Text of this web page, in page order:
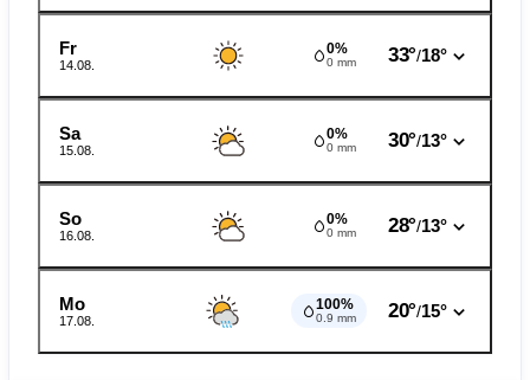
Fr
14.08.
0%
0 mm 33°/18°
Sa
15.08.
0%
0 mm 30°/13°
So
16.08.
0%
0 mm 28°/13°
Mo
17.08.
100%
0.9 mm 20°/15°